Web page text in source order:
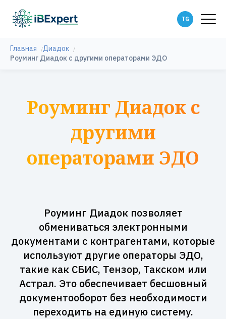
Главная
Диадок
Роуминг Диадок с другими операторами ЭДО
Роуминг Диадок с
другими
операторами ЭДО
Роуминг Диадок позволяет
обмениваться электронными
документами с контрагентами, которые
используют другие операторы ЭДО,
такие как СБИС, Тензор, Такском или
Астрал. Это обеспечивает бесшовный
документооборот без необходимости
переходить на единую систему.